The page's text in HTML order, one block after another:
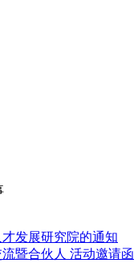
发展研究院的通知
暨合伙人 活动邀请函